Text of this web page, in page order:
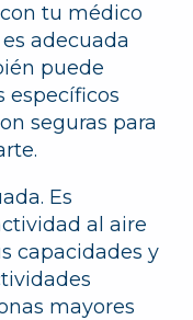
tu médico
adecuada
puede
específicos
seguras para
Es
al aire
capacidades y
mayores